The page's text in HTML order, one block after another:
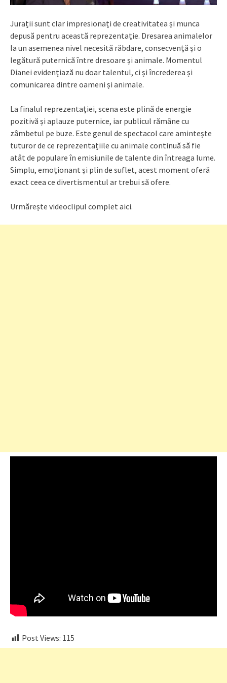
Jurații sunt clar impresionați de creativitatea și munca
depusă pentru această reprezentație. Dresarea animalelor
la un asemenea nivel necesită răbdare, consecvență și o
legătură puternică între dresoare și animale. Momentul
Dianei evidențiază nu doar talentul, ci și încrederea și
comunicarea dintre oameni și animale.
La finalul reprezentației, scena este plină de energie
pozitivă și aplauze puternice, iar publicul rămâne cu
zâmbetul pe buze. Este genul de spectacol care amintește
tuturor de ce reprezentațiile cu animale continuă să fie
atât de populare în emisiunile de talente din întreaga lume.
Simplu, emoționant și plin de suflet, acest moment oferă
exact ceea ce divertismentul ar trebui să ofere.
Urmărește videoclipul complet aici.
Post Views: 115